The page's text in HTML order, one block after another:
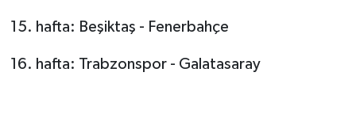
15. hafta: Beşiktaş - Fenerbahçe
16. hafta: Trabzonspor - Galatasaray